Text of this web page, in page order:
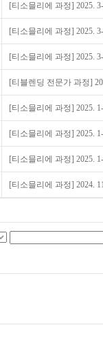
[티소믈리에 과정] 2025.
[티소믈리에 과정] 2025.
[티소믈리에 과정] 2025.
[티블렌딩 전문가 과정]
[티소믈리에 과정] 2025.
[티소믈리에 과정] 2025.
[티소믈리에 과정] 2025.
[티소믈리에 과정] 2024.